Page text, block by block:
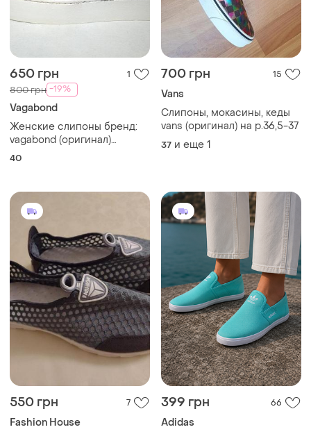
650 грн 1
800 грн -19%
Vagabond
Женские слипоны бренд:
vagabond (оригинал)
артикул / модель: 4121-580-
(navy) страна
производитель камбоджа
40
700 грн 15
Vans
Слипоны, мокасины, кеды
vans (оригинал) на р.36,5-37
37 и еще 1
550 грн 7
Fashion House
399 грн 66
Adidas